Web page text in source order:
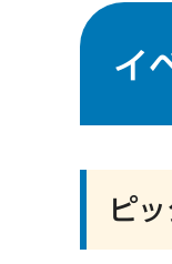
イ
ピ